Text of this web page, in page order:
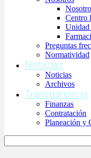
Centro
Unidad
Preguntas
Normatividad
Noticias
Noticias
Archivos
Transparencia
Finanzas
Contratación
Planeación y